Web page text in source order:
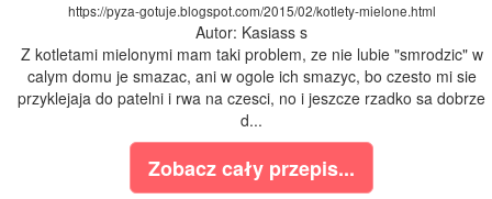
https://pyza-gotuje.blogspot.com/2015/02/kotlety-mielone.html
Autor: Kasiass s
Z kotletami mielonymi mam taki problem, ze nie lubie "smrodzic" w
calym domu je smazac, ani w ogole ich smazyc, bo czesto mi sie
przyklejaja do patelni i rwa na czesci, no i jeszcze rzadko sa dobrze
d...
Zobacz cały przepis...